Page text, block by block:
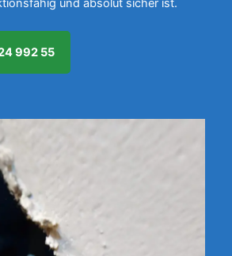
und absolut sicher ist.
992 55